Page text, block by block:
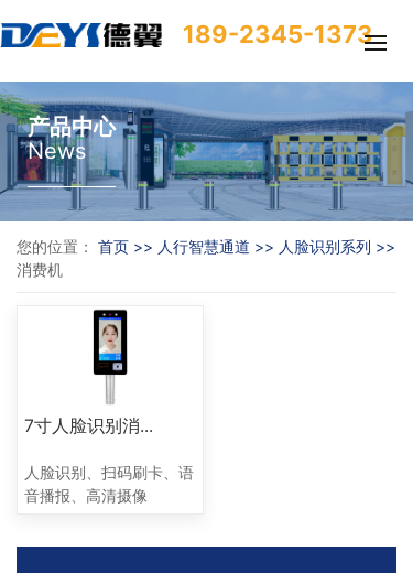
189-2345-1373
产品中心
News
您的位置： 首页 >> 人行智慧通道 >> 人脸识别系列 >>
消费机
7寸人脸识别消...
人脸识别、扫码刷卡、语
音播报、高清摄像